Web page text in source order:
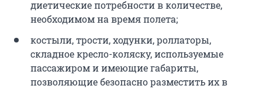
диетические потребности в количестве,
необходимом на время полета;
костыли, трости, ходунки, роллаторы,
складное кресло-коляску, используемые
пассажиром и имеющие габариты,
позволяющие безопасно разместить их в